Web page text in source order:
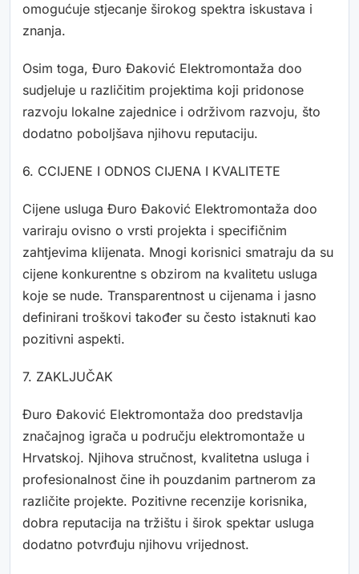
omogućuje stjecanje širokog spektra iskustava i
znanja.
Osim toga, Đuro Đaković Elektromontaža doo
sudjeluje u različitim projektima koji pridonose
razvoju lokalne zajednice i održivom razvoju, što
dodatno poboljšava njihovu reputaciju.
6. CCIJENE I ODNOS CIJENA I KVALITETE
Cijene usluga Đuro Đaković Elektromontaža doo
variraju ovisno o vrsti projekta i specifičnim
zahtjevima klijenata. Mnogi korisnici smatraju da su
cijene konkurentne s obzirom na kvalitetu usluga
koje se nude. Transparentnost u cijenama i jasno
definirani troškovi također su često istaknuti kao
pozitivni aspekti.
7. ZAKLJUČAK
Đuro Đaković Elektromontaža doo predstavlja
značajnog igrača u području elektromontaže u
Hrvatskoj. Njihova stručnost, kvalitetna usluga i
profesionalnost čine ih pouzdanim partnerom za
različite projekte. Pozitivne recenzije korisnika,
dobra reputacija na tržištu i širok spektar usluga
dodatno potvrđuju njihovu vrijednost.